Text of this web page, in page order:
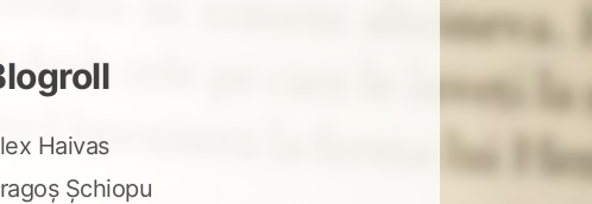
Haivas
Șchiopu